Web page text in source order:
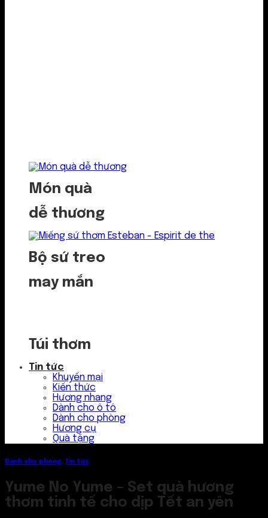
Món quà
dễ thương
Bộ sứ treo
may mắn
Túi thơm
Tin tức
Khuyến mại
Kiến thức
Hương nhang
Dành cho ô tô
Dành cho phòng
Hương cụ
Quà tặng
Dành cho phòng, Tin tức
Yume No Yume – Set quà hương
thơm tinh tế cho dịp Tết an yên